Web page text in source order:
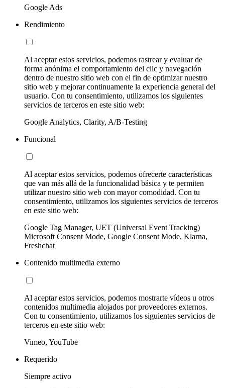
Google Ads
Rendimiento
Al aceptar estos servicios, podemos rastrear y evaluar de
forma anónima el comportamiento del clic y navegación
dentro de nuestro sitio web con el fin de optimizar nuestro
sitio web y mejorar continuamente la experiencia general del
usuario. Con tu consentimiento, utilizamos los siguientes
servicios de terceros en este sitio web:
Google Analytics, Clarity, A/B-Testing
Funcional
Al aceptar estos servicios, podemos ofrecerte características
que van más allá de la funcionalidad básica y te permiten
utilizar nuestro sitio web con mayor comodidad. Con tu
consentimiento, utilizamos los siguientes servicios de terceros
en este sitio web:
Google Tag Manager, UET (Universal Event Tracking)
Microsoft Consent Mode, Google Consent Mode, Klarna,
Freshchat
Contenido multimedia externo
Al aceptar estos servicios, podemos mostrarte vídeos u otros
contenidos multimedia alojados por proveedores externos.
Con tu consentimiento, utilizamos los siguientes servicios de
terceros en este sitio web:
Vimeo, YouTube
Requerido
Siempre activo